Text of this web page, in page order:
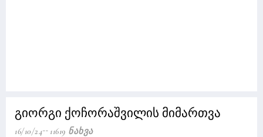
გიორგი ქოჩორაშვილის მიმართვა
16/10/24 11619 Ნახვა